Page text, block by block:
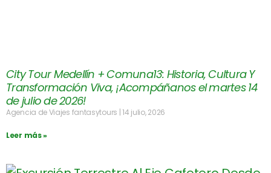
City Tour Medellín + Comuna13: Historia, Cultura Y
Transformación Viva, ¡Acompáñanos el martes 14
de julio de 2026!
Agencia de Viajes fantasytours 14 julio, 2026
Leer más »